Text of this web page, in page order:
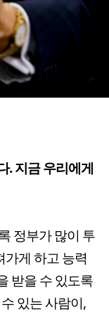
. 지금 우리에게
정부가 많이 투
게 하고 능력
받을 수 있도록
있는 사람이,